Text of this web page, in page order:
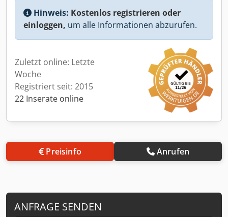
Hinweis: Kostenlos registrieren oder
einloggen, um alle Informationen abzurufen.
Zuletzt online: Letzte
Woche
Registriert seit: 2015
22 Inserate online
Preisinfo Anrufen
ANFRAGE SENDEN